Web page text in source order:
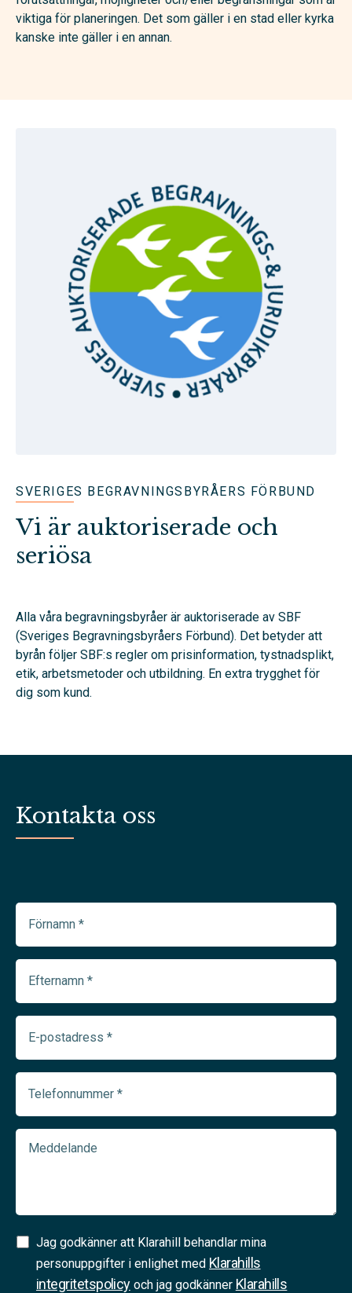
viktiga för planeringen. Det som gäller i en stad eller kyrka
kanske inte gäller i en annan.
SVERIGES BEGRAVNINGSBYRÅERS FÖRBUND
Vi är auktoriserade och
seriösa
Alla våra begravningsbyråer är auktoriserade av SBF
(Sveriges Begravningsbyråers Förbund). Det betyder att
byrån följer SBF:s regler om prisinformation, tystnadsplikt,
etik, arbetsmetoder och utbildning. En extra trygghet för
dig som kund.
Kontakta oss
Förnamn
(Required)
Efternamn
(Required)
E-
postadress
(Required)
Telefonnummer
(Required)
Meddelande
Samtycke
(Required)
Jag godkänner att Klarahill behandlar mina
personuppgifter i enlighet med Klarahills
integritetspolicyoch jag godkänner Klarahills